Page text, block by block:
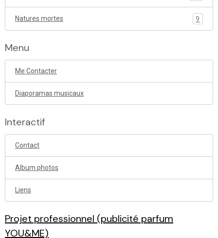
Natures mortes 9
Menu
Me Contacter
Diaporamas musicaux
Interactif
Contact
Album photos
Liens
Projet professionnel (publicité parfum
YOU&ME)